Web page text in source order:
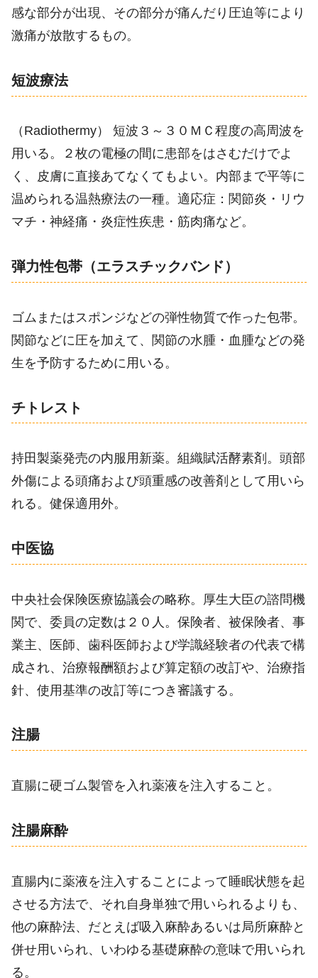
感な部分が出現、その部分が痛んだり圧迫等により
激痛が放散するもの。
短波療法
（Radiothermy） 短波３～３０ＭＣ程度の高周波を
用いる。２枚の電極の間に患部をはさむだけでよ
く、皮膚に直接あてなくてもよい。内部まで平等に
温められる温熱療法の一種。適応症：関節炎・リウ
マチ・神経痛・炎症性疾患・筋肉痛など。
弾力性包帯（エラスチックバンド）
ゴムまたはスポンジなどの弾性物質で作った包帯。
関節などに圧を加えて、関節の水腫・血腫などの発
生を予防するために用いる。
チトレスト
持田製薬発売の内服用新薬。組織賦活酵素剤。頭部
外傷による頭痛および頭重感の改善剤として用いら
れる。健保適用外。
中医協
中央社会保険医療協議会の略称。厚生大臣の諮問機
関で、委員の定数は２０人。保険者、被保険者、事
業主、医師、歯科医師および学識経験者の代表で構
成され、治療報酬額および算定額の改訂や、治療指
針、使用基準の改訂等につき審議する。
注腸
直腸に硬ゴム製管を入れ薬液を注入すること。
注腸麻酔
直腸内に薬液を注入することによって睡眠状態を起
させる方法で、それ自身単独で用いられるよりも、
他の麻酔法、だとえば吸入麻酔あるいは局所麻酔と
併せ用いられ、いわゆる基礎麻酔の意味で用いられ
る。